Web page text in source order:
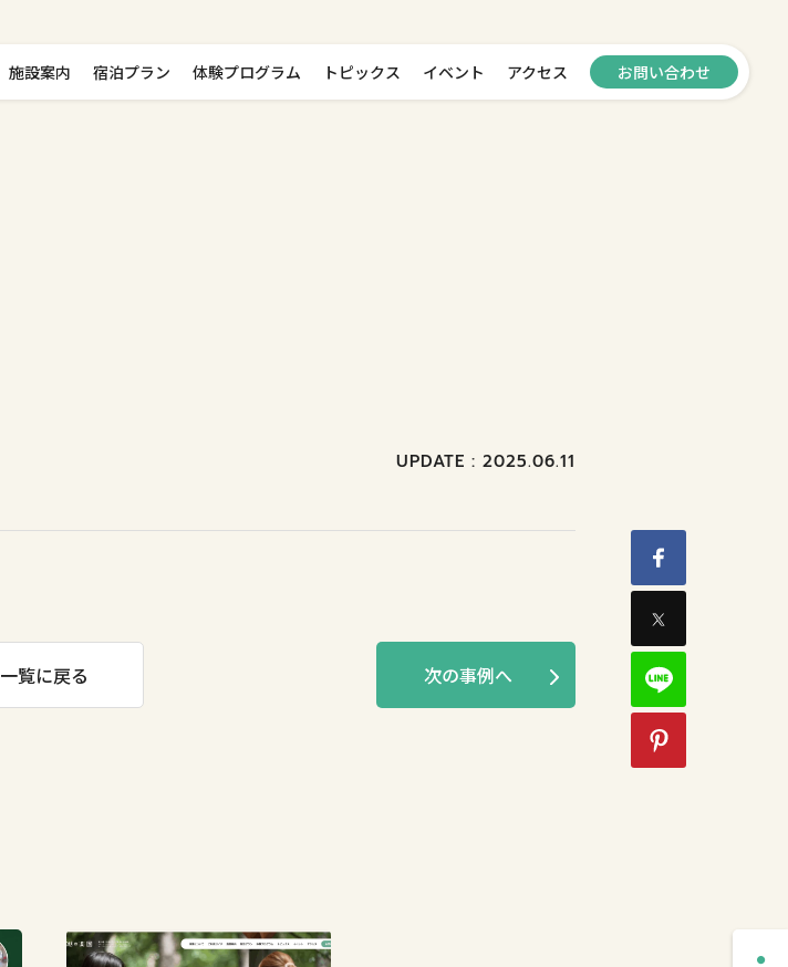
施設案内 宿泊プラン 体験プログラム トピックス イベント アクセス お問い合わせ
UPDATE : 2025.06.11
一覧に戻る 次の事例へ